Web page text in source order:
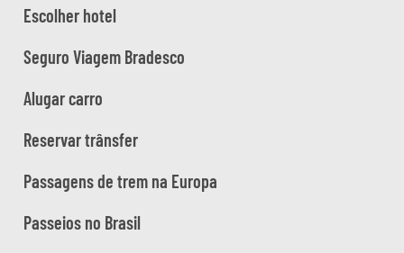
Escolher hotel
Seguro Viagem Bradesco
Alugar carro
Reservar trânsfer
Passagens de trem na Europa
Passeios no Brasil